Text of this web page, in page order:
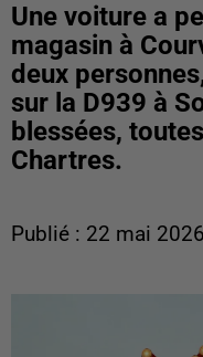
Une voiture a
magasin à
deux
sur la D939 à
blessées,
Chartres.
Publié : 22 mai